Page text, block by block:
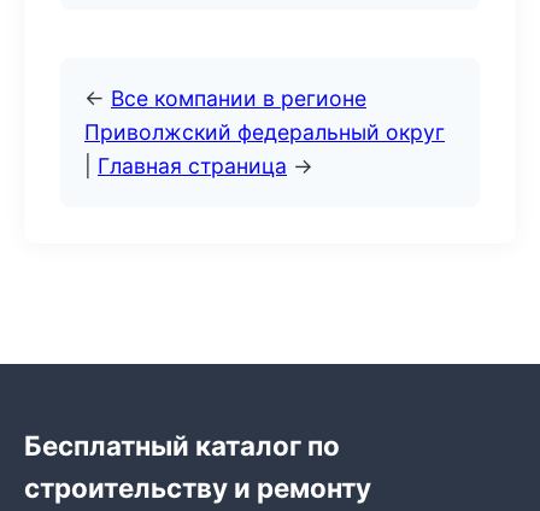
← Все компании в регионе
Приволжский федеральный округ
Главная страница →
Бесплатный каталог по
строительству и ремонту